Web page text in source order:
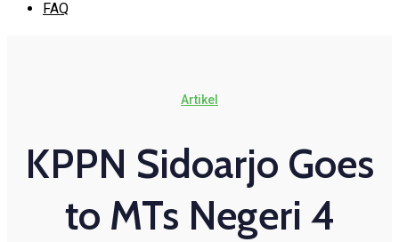
FAQ
Artikel
KPPN Sidoarjo Goes
to MTs Negeri 4